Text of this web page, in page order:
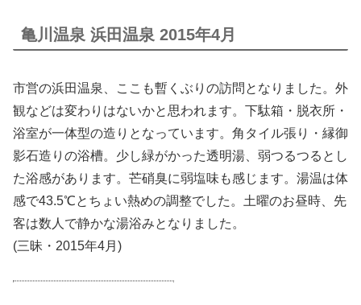
亀川温泉 浜田温泉 2015年4月
市営の浜田温泉、ここも暫くぶりの訪問となりました。外
観などは変わりはないかと思われます。下駄箱・脱衣所・
浴室が一体型の造りとなっています。角タイル張り・縁御
影石造りの浴槽。少し緑がかった透明湯、弱つるつるとし
た浴感があります。芒硝臭に弱塩味も感じます。湯温は体
感で43.5℃とちょい熱めの調整でした。土曜のお昼時、先
客は数人で静かな湯浴みとなりました。
(三昧・2015年4月)